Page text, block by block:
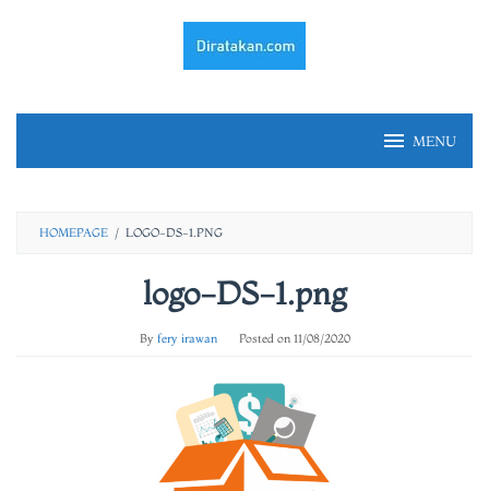
MENU
HOMEPAGE / LOGO-DS-1.PNG
logo-DS-1.png
By fery irawan Posted on 11/08/2020